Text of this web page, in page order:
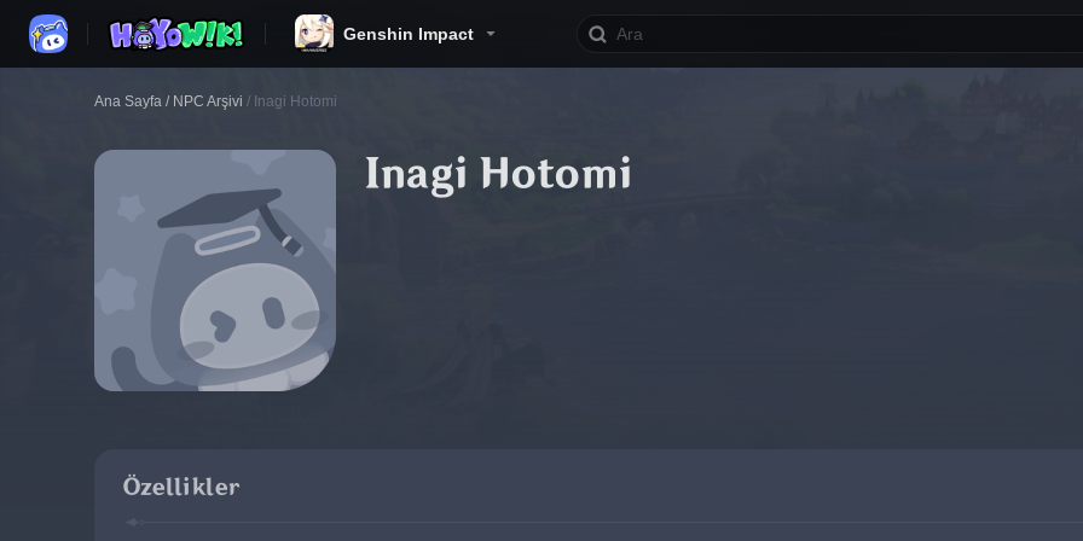
Genshin Impact
Ana Sayfa / NPC Arşivi / Inagi Hotomi
Inagi Hotomi
Özellikler